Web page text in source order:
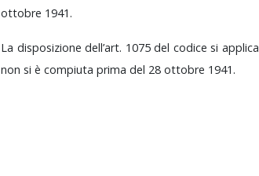
ottobre 1941.
La disposizione dell’art. 1075 del codice si applica
non si è compiuta prima del 28 ottobre 1941.